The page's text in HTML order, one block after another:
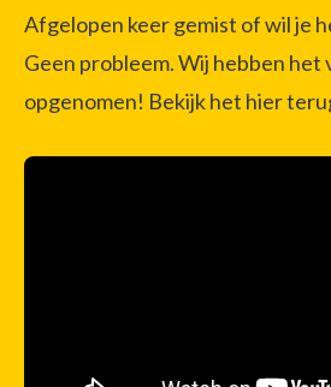
Afgelopen keer gemist of wil je
Geen probleem. Wij hebben het
opgenomen! Bekijk het hier